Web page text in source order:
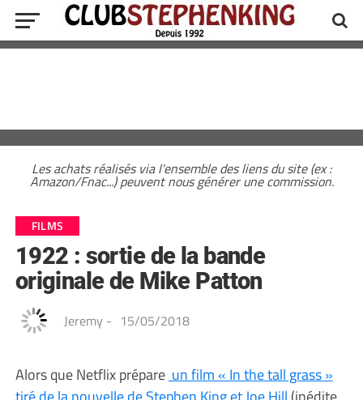
Les achats réalisés via l'ensemble des liens du site (ex :
Amazon/Fnac...) peuvent nous générer une commission.
FILMS
1922 : sortie de la bande
originale de Mike Patton
Jeremy - 15/05/2018
Alors que Netflix prépare un film « In the tall grass »